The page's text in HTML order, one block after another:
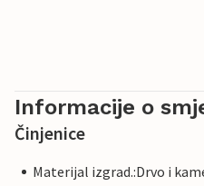
Informacije o
Činjenice
Materijal izgrad.:Drvo i